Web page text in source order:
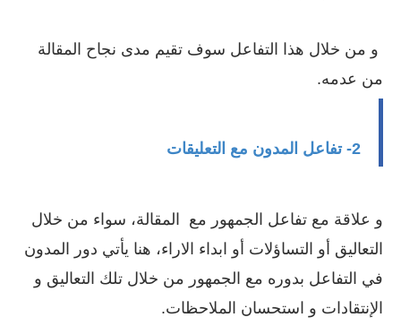
و من خلال هذا التفاعل سوف تقيم مدى نجاح المقالة
من عدمه.
2- تفاعل المدون مع التعليقات
و علاقة مع تفاعل الجمهور مع المقالة، سواء من خلال
التعاليق أو التساؤلات أو ابداء الاراء، هنا يأتي دور المدون
في التفاعل بدوره مع الجمهور من خلال تلك التعاليق و
الإنتقادات و استحسان الملاحظات.